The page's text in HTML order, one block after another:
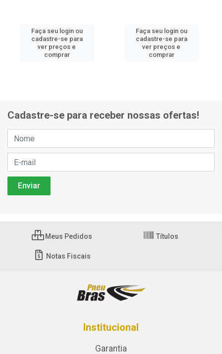
Faça seu login ou
cadastre-se para
ver preços e
comprar
Faça seu login ou
cadastre-se para
ver preços e
comprar
Cadastre-se para receber nossas ofertas!
Meus Pedidos Títulos
Notas Fiscais
Institucional
Garantia